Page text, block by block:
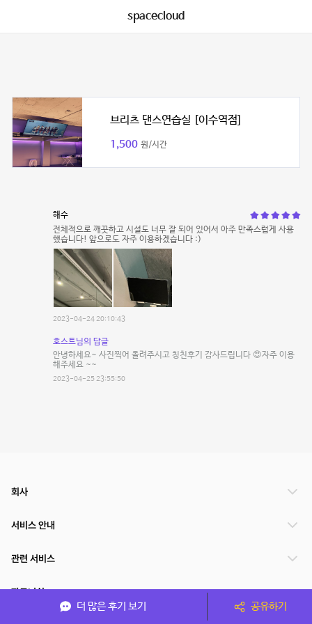
spacecloud
브리츠 댄스연습실 [이수역점]
1,500 원/시간
해수
전체적으로 깨끗하고 시설도 너무 잘 되어 있어서 아주 만족스럽게 사용
했습니다! 앞으로도 자주 이용하겠습니다 :)
2023-04-24 20:10:43
호스트님의 답글
안녕하세요~ 사진찍어 올려주시고 칭친후기 감사드립니다 😍자주 이용
해주세요 ~~
2023-04-25 23:55:50
더 많은 후기 보기 공유하기
회사
서비스 안내
관련 서비스
파트너쉽